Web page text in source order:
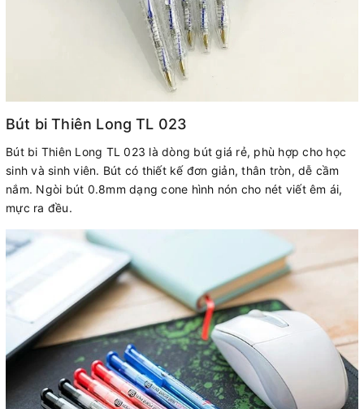
Bút bi Thiên Long TL 023
Bút bi Thiên Long TL 023 là dòng bút giá rẻ, phù hợp cho học
sinh và sinh viên. Bút có thiết kế đơn giản, thân tròn, dễ cầm
nắm. Ngòi bút 0.8mm dạng cone hình nón cho nét viết êm ái,
mực ra đều.